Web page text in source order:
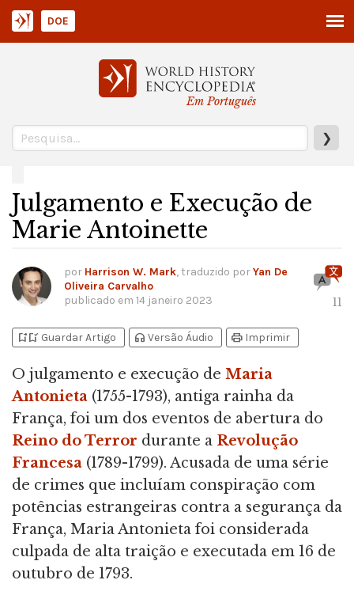
Em Português
❯
DOE
Julgamento e Execução de
Marie Antoinette
por Harrison W. Mark, traduzido porYan De
Oliveira Carvalho
publicado em 14 janeiro 2023 11
bookmark_addbookmark_added Guardar Artigo headphones Versão Áudio print Imprimir
O julgamento e execução de Maria
Antonieta (1755-1793), antiga rainha da
França, foi um dos eventos de abertura do
Reino do Terror durante a Revolução
Francesa (1789-1799). Acusada de uma série
de crimes que incluíam conspiração com
potências estrangeiras contra a segurança da
França, Maria Antonieta foi considerada
culpada de alta traição e executada em 16 de
outubro de 1793.